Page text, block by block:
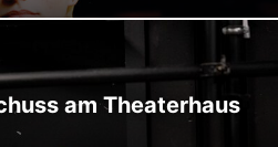
am Theaterhaus